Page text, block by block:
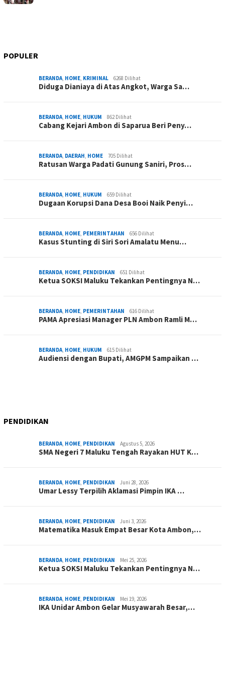
POPULER
BERANDA, HOME, KRIMINAL 6268 Dilihat
Diduga Dianiaya di Atas Angkot, Warga Sa…
BERANDA, HOME, HUKUM 862 Dilihat
Cabang Kejari Ambon di Saparua Beri Peny…
BERANDA, DAERAH, HOME 705 Dilihat
Ratusan Warga Padati Gunung Saniri, Pros…
BERANDA, HOME, HUKUM 659 Dilihat
Dugaan Korupsi Dana Desa Booi Naik Penyi…
BERANDA, HOME, PEMERINTAHAN 656 Dilihat
Kasus Stunting di Siri Sori Amalatu Menu…
BERANDA, HOME, PENDIDIKAN 651 Dilihat
Ketua SOKSI Maluku Tekankan Pentingnya N…
BERANDA, HOME, PEMERINTAHAN 616 Dilihat
PAMA Apresiasi Manager PLN Ambon Ramli M…
BERANDA, HOME, HUKUM 615 Dilihat
Audiensi dengan Bupati, AMGPM Sampaikan …
PENDIDIKAN
BERANDA, HOME, PENDIDIKAN Agustus 5, 2026
SMA Negeri 7 Maluku Tengah Rayakan HUT K…
BERANDA, HOME, PENDIDIKAN Juni 28, 2026
Umar Lessy Terpilih Aklamasi Pimpin IKA …
BERANDA, HOME, PENDIDIKAN Juni 3, 2026
Matematika Masuk Empat Besar Kota Ambon,…
BERANDA, HOME, PENDIDIKAN Mei 25, 2026
Ketua SOKSI Maluku Tekankan Pentingnya N…
BERANDA, HOME, PENDIDIKAN Mei 19, 2026
IKA Unidar Ambon Gelar Musyawarah Besar,…